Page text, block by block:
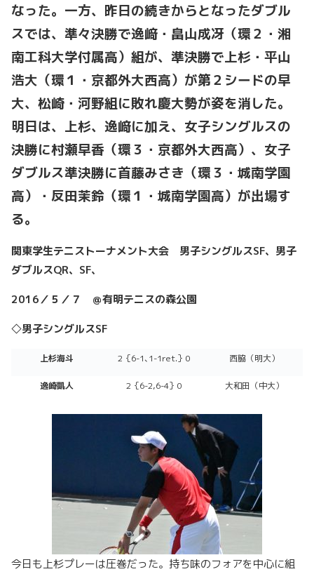
なった。一方、昨日の続きからとなったダブル
スでは、準々決勝で逸﨑・畠山成冴（環２・湘
南工科大学付属高）組が、準決勝で上杉・平山
浩大（環１・京都外大西高）が第２シードの早
大、松崎・河野組に敗れ慶大勢が姿を消した。
明日は、上杉、逸﨑に加え、女子シングルスの
決勝に村瀬早香（環３・京都外大西高）、女子
ダブルス準決勝に首藤みさき（環３・城南学園
高）・反田茉鈴（環１・城南学園高）が出場す
る。
関東学生テニストーナメント大会 男子シングルスSF、男子
ダブルスQR、 SF、
2016／５／７ ＠有明テニスの森公園
◇男子シングルスSF
上杉海斗 2｛6-1､1-1ret.｝0 西脇（明大）
逸崎凱人 2｛6-2,6-4｝0 大和田（中大）
今日も上杉プレーは圧巻だった。持ち味のフォアを中心に組